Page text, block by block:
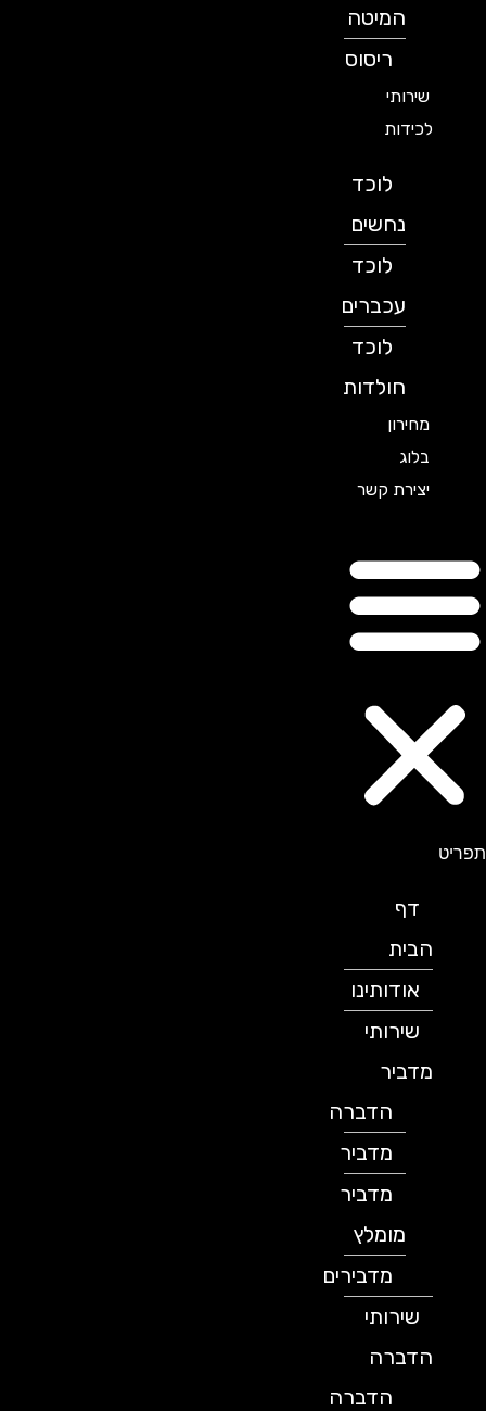
המיטה
ריסוס
שירותי
לכידות
לוכד
נחשים
לוכד
עכברים
לוכד
חולדות
מחירון
בלוג
יצירת קשר
תפריט
דף
הבית
אודותינו
שירותי
מדביר
הדברה
מדביר
מדביר
מומלץ
מדבירים
שירותי
הדברה
הדברה